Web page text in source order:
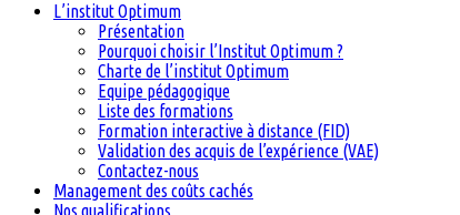
L’institut Optimum
Présentation
Pourquoi choisir l’Institut Optimum ?
Charte de l’institut Optimum
Equipe pédagogique
Liste des formations
Formation interactive à distance (FID)
Validation des acquis de l’expérience (VAE)
Contactez-nous
Management des coûts cachés
Nos qualifications